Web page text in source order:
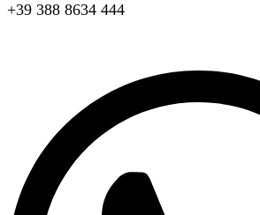
+39 388 8634 444